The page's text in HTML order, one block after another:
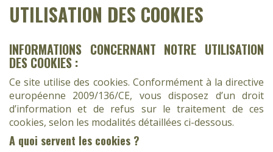
UTILISATION DES COOKIES
INFORMATIONS CONCERNANT NOTRE UTILISATION
DES COOKIES :
Ce site utilise des cookies. Conformément à la directive
européenne 2009/136/CE, vous disposez d’un droit
d’information et de refus sur le traitement de ces
cookies, selon les modalités détaillées ci-dessous.
A quoi servent les cookies ?